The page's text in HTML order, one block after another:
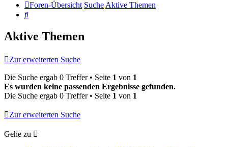
Foren-Übersicht SucheAktive Themen
Suche
Aktive Themen
Zur erweiterten Suche
Die Suche ergab 0 Treffer • Seite 1 von 1
Es wurden keine passenden Ergebnisse gefunden.
Die Suche ergab 0 Treffer • Seite 1 von 1
Zur erweiterten Suche
Gehe zu